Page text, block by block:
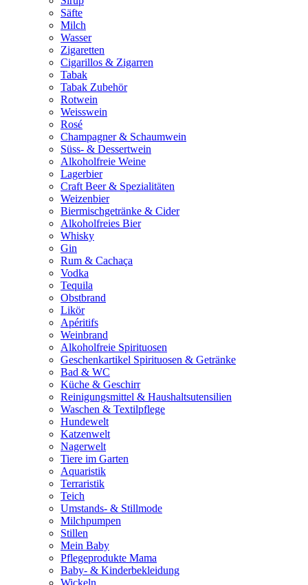
Säfte
Milch
Wasser
Zigaretten
Cigarillos & Zigarren
Tabak
Tabak Zubehör
Rotwein
Weisswein
Rosé
Champagner & Schaumwein
Süss- & Dessertwein
Alkoholfreie Weine
Lagerbier
Craft Beer & Spezialitäten
Weizenbier
Biermischgetränke & Cider
Alkoholfreies Bier
Whisky
Gin
Rum & Cachaça
Vodka
Tequila
Obstbrand
Likör
Apéritifs
Weinbrand
Alkoholfreie Spirituosen
Geschenkartikel Spirituosen & Getränke
Bad & WC
Küche & Geschirr
Reinigungsmittel & Haushaltsutensilien
Waschen & Textilpflege
Hundewelt
Katzenwelt
Nagerwelt
Tiere im Garten
Aquaristik
Terraristik
Teich
Umstands- & Stillmode
Milchpumpen
Stillen
Mein Baby
Pflegeprodukte Mama
Baby- & Kinderbekleidung
Wickeln